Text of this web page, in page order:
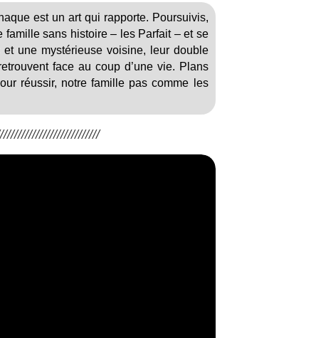
est un art qui rapporte. Poursuivis,
famille sans histoire – les Parfait – et se
une mystérieuse voisine, leur double
face au coup d’une vie. Plans
réussir, notre famille pas comme les